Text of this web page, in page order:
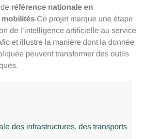
référence nationale en
.Ce projet marque une étape
de l’intelligence artificielle au service
et illustre la manière dont la donnée
peuvent transformer des outils
des infrastructures, des transports